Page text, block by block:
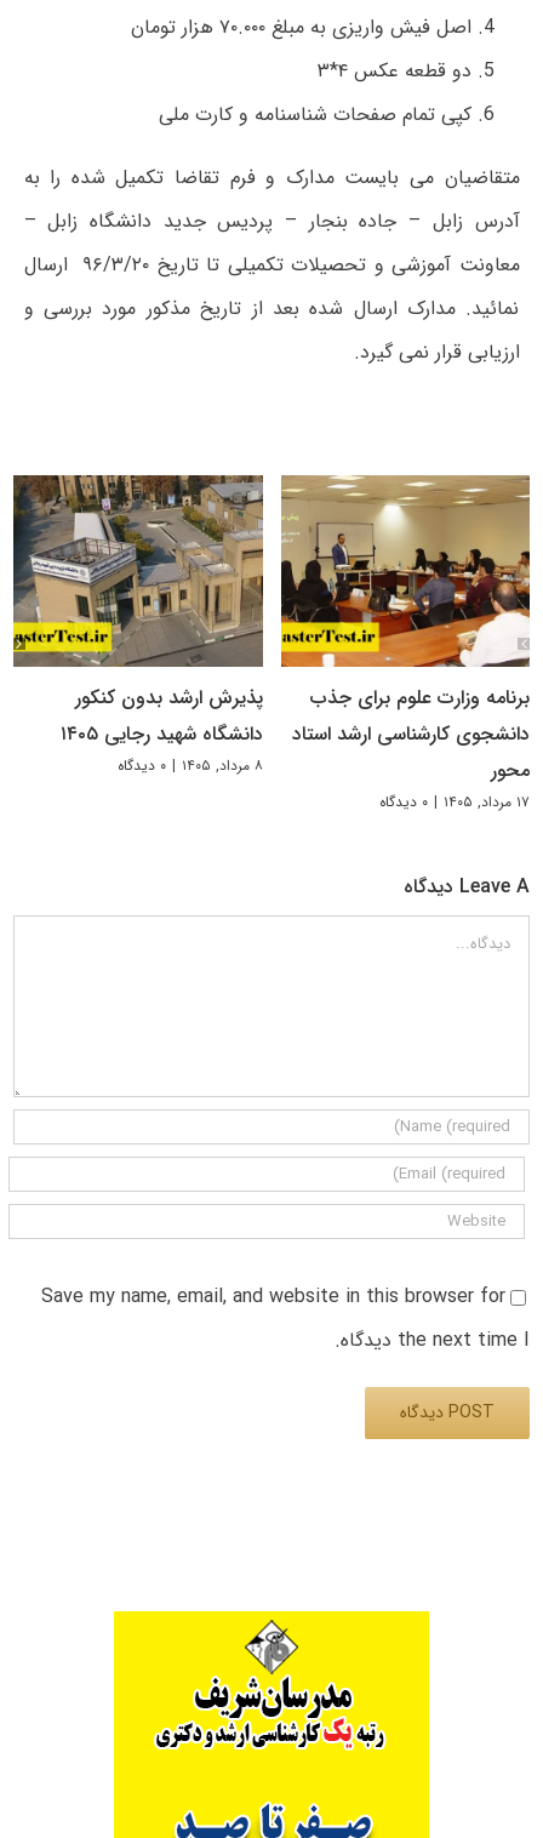
اصل فیش واریزی به مبلغ ۷۰.۰۰۰ هزار تومان
دو قطعه عکس ۴*۳
کپی تمام صفحات شناسنامه و کارت ملی
متقاضیان می بایست مدارک و فرم تقاضا تکمیل شده را به
آدرس زابل – جاده بنجار – پردیس جدید دانشگاه زابل –
معاونت آموزشی و تحصیلات تکمیلی تا تاریخ ۹۶/۳/۲۰ ارسال
نمائید. مدارک ارسال شده بعد از تاریخ مذکور مورد بررسی و
ارزیابی قرار نمی گیرد.
برنامه وزارت علوم برای جذب
دانشجوی کارشناسی ارشد استاد
محور
۱۷ مرداد, ۱۴۰۵ | ۰ دیدگاه
پذیرش ارشد بدون کنکور
دانشگاه شهید رجایی ۱۴۰۵
۸ مرداد, ۱۴۰۵ | ۰ دیدگاه
Leave A دیدگاه
دیدگاه
Save my name, email, and website in this browser for
the next time I دیدگاه.